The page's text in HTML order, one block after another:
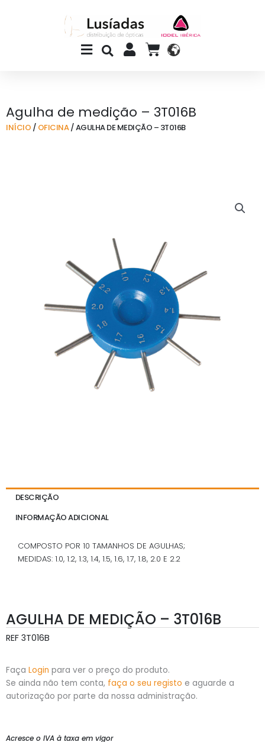
Main
Menu
CART
Agulha de medição – 3T016B
INÍCIO / OFICINA/ AGULHA DE MEDIÇÃO – 3T016B
DESCRIÇÃO
INFORMAÇÃO ADICIONAL
COMPOSTO POR 10 TAMANHOS DE AGULHAS;
MEDIDAS: 1.0, 1.2, 1.3, 1.4, 1.5, 1.6, 1.7, 1.8, 2.0 E 2.2
AGULHA DE MEDIÇÃO – 3T016B
REF 3T016B
Faça Login para ver o preço do produto.
Se ainda não tem conta, faça o seu registo e aguarde a
autorização por parte da nossa administração.
Acresce o IVA à taxa em vigor